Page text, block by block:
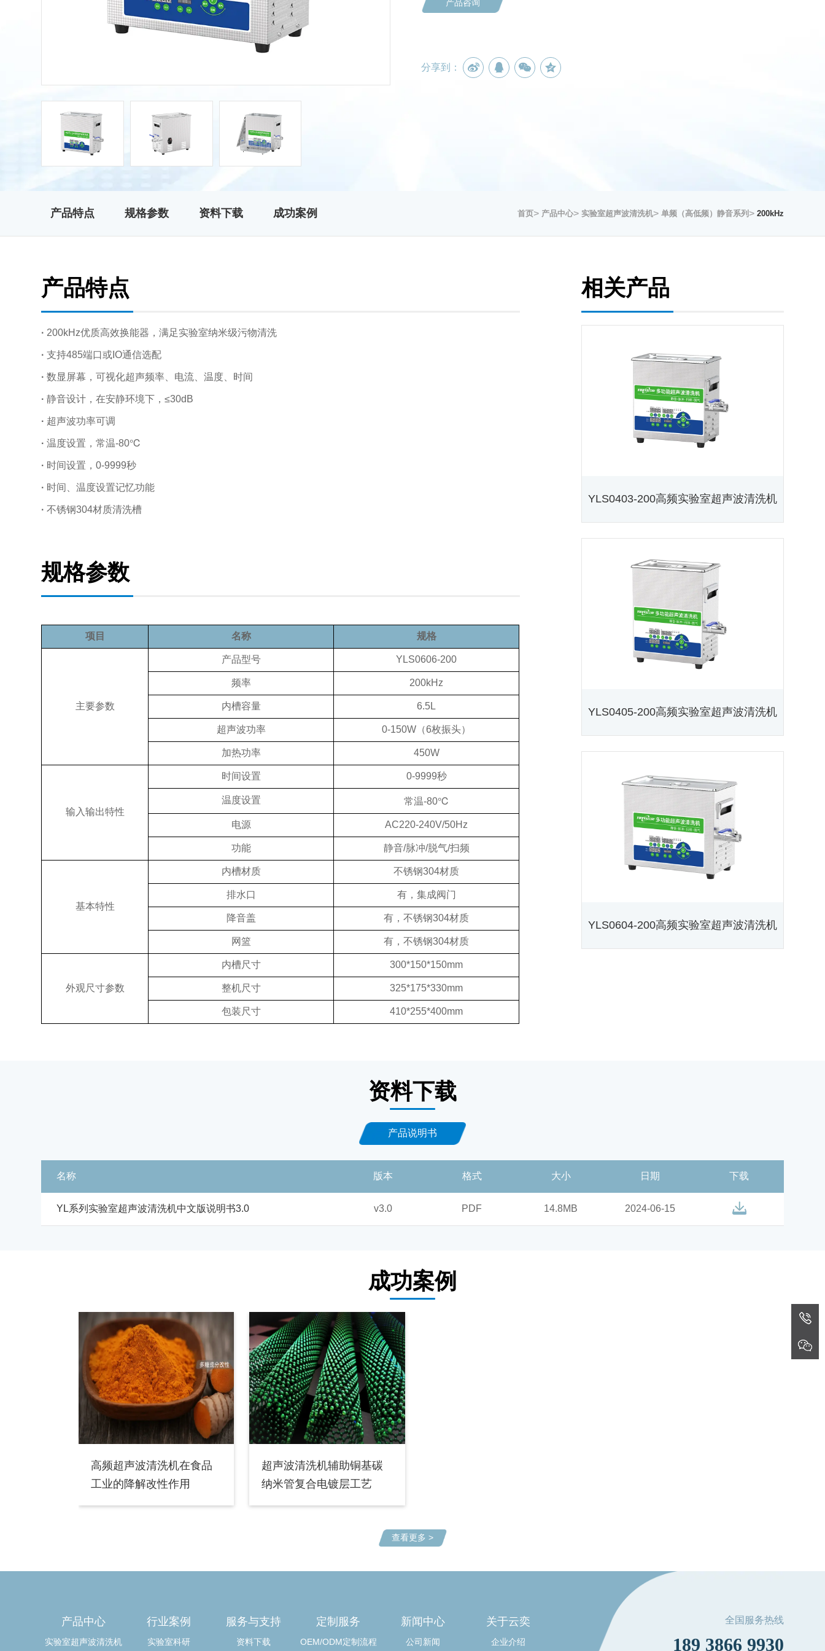
产品咨询
分享到：
产品特点 规格参数 资料下载 成功案例 首页> 产品中心> 实验室超声波清洗机> 单频（高低频）静音系列 > 200kHz
产品特点
· 200kHz优质高效换能器，满足实验室纳米级污物清洗
·支持485端口或IO通信选配
· 数显屏幕，可视化超声频率、电流、温度、时间
· 静音设计，在安静环境下，≤30dB
· 超声波功率可调
· 温度设置，常温-80℃
· 时间设置，0-9999秒
· 时间、温度设置记忆功能
· 不锈钢304材质清洗槽
规格参数
项目 名称 规格
主要参数
产品型号 YLS0606-200
频率 200kHz
内槽容量 6.5L
超声波功率 0-150W（6枚振头）
加热功率 450W
输入输出特性
时间设置 0-9999秒
温度设置 常温-80℃
电源 AC220-240V/50Hz
功能 静音/脉冲/脱气/扫频
基本特性
内槽材质 不锈钢304材质
排水口 有，集成阀门
降音盖 有，不锈钢304材质
网篮 有，不锈钢304材质
外观尺寸参数
内槽尺寸 300*150*150mm
整机尺寸 325*175*330mm
包装尺寸 410*255*400mm
相关产品
YLS0403-200高频实验室超声波清洗机
YLS0405-200高频实验室超声波清洗机
YLS0604-200高频实验室超声波清洗机
资料下载
产品说明书
名称 版本 格式 大小 日期 下载
YL系列实验室超声波清洗机中文版说明书3.0 v3.0 PDF 14.8MB 2024-06-15
成功案例
高频超声波清洗机在食品
工业的降解改性作用
超声波清洗机辅助铜基碳
纳米管复合电镀层工艺
查看更多 >
产品中心
实验室超声波清洗机
行业案例
实验室科研
服务与支持
资料下载
定制服务
OEM/ODM定制流程
新闻中心
公司新闻
关于云奕
企业介绍
全国服务热线
189 3866 9930